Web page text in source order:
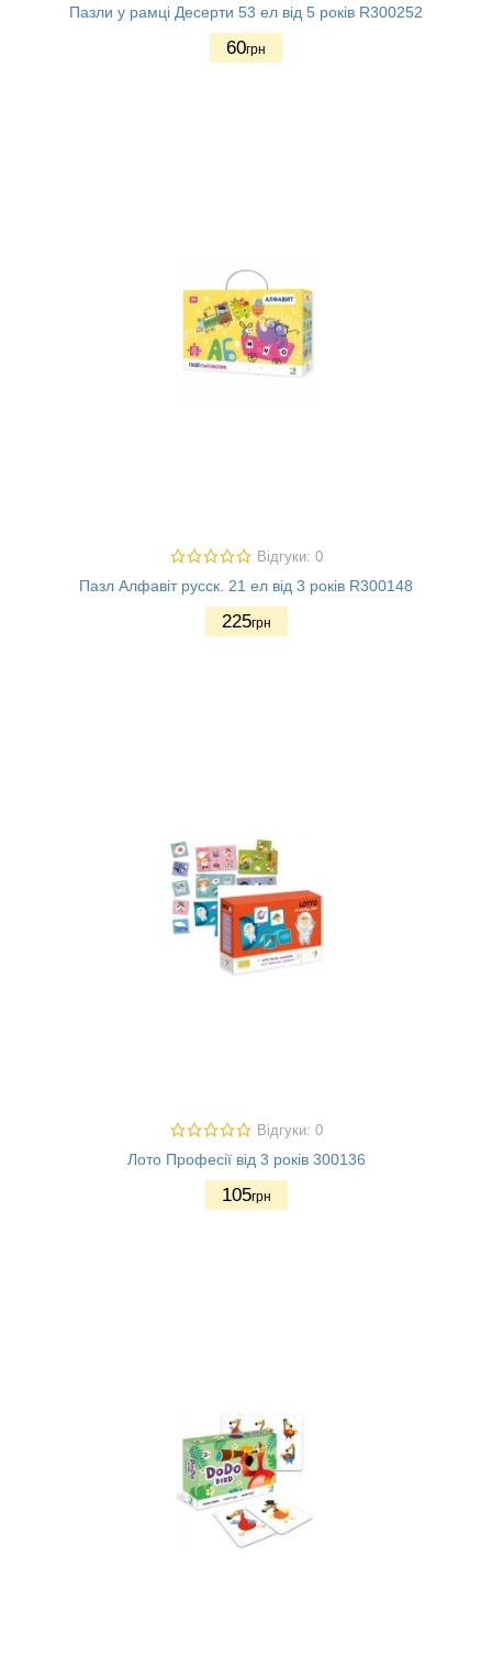
Пазли у рамці Десерти 53 ел від 5 років R300252
60грн
Відгуки: 0
Пазл Алфавіт русск. 21 ел від 3 років R300148
225грн
Відгуки: 0
Лото Професії від 3 років 300136
105грн